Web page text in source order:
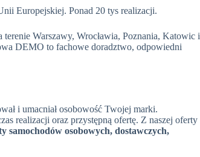
Europejskiej. Ponad 20 tys realizacji.
Warszawy, Wrocławia, Poznania, Katowic i
DEMO to fachowe doradztwo, odpowiedni
i umacniał osobowość Twojej marki.
realizacji oraz przystępną ofertę. Z naszej oferty
samochodów osobowych, dostawczych,